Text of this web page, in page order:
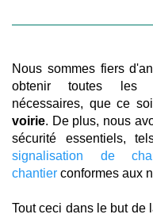
Nous sommes fiers
obtenir toutes les
nécessaires, que ce
voirie. De plus, nous
sécurité essentiels,
signalisation de
chantier conformes aux
Tout ceci dans le but de